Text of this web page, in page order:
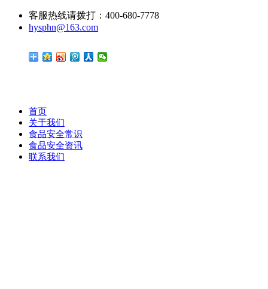
客服热线请拨打：400-680-7778
hysphn@163.com
首页
关于我们
食品安全常识
食品安全资讯
联系我们